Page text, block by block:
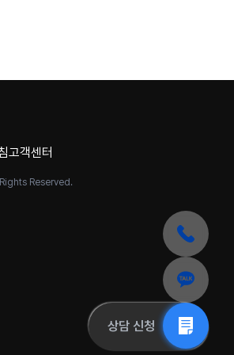
고객센터
Reserved.